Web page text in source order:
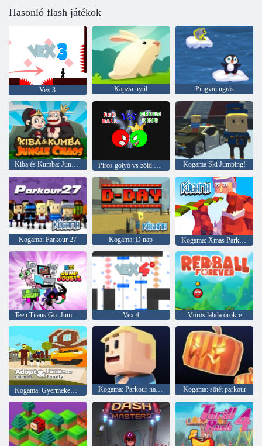
Hasonló flash játékok
Vex 3 Kapzsi nyúl Pingvin ugrás
Kiba és Kumba: Jungle káosz Kogama Ski Jumping!
Kogama: Parkour 27 Kogama: D nap Kogama: Xmas Parkour
Teen Titans Go: Jump Jousts Vex 4 Vörös labda örökre
Kogama: Parkour nagyi Kogama: sötét parkour